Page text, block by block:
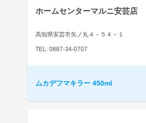
ホームセンターマルニ安芸店
高知県安芸市矢ノ丸４－５４－１
TEL: 0887-34-0707
ムカデフマキラー 450ml